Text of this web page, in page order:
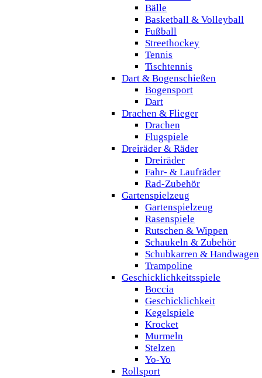
Bälle
Basketball & Volleyball
Fußball
Streethockey
Tennis
Tischtennis
Dart & Bogenschießen
Bogensport
Dart
Drachen & Flieger
Drachen
Flugspiele
Dreiräder & Räder
Dreiräder
Fahr- & Laufräder
Rad-Zubehör
Gartenspielzeug
Gartenspielzeug
Rasenspiele
Rutschen & Wippen
Schaukeln & Zubehör
Schubkarren & Handwagen
Trampoline
Geschicklichkeitsspiele
Boccia
Geschicklichkeit
Kegelspiele
Krocket
Murmeln
Stelzen
Yo-Yo
Rollsport